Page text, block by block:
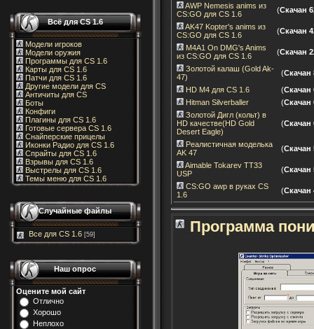
Всё для CS 1.6
Модели игроков
Модели оружия
Программы для CS 1.6
Карты для CS 1.6
Патчи для CS 1.6
Другие модели для CS
Античиты для CS
Боты
Конфиги
Плагины для CS 1.6
Готовые сервера CS 1.6
Снайперские прицелы
Иконки Радио для CS 1.6
Спрайты для CS 1.6
Взрывы для CS 1.6
Выстрелы для CS 1.6
Темы меню для CS 1.6
Случайные файлы
Все для CS 1.6 [59]
Наш опрос
Оцените мой сайт
Отлично
Хорошо
Неплохо
AWP Nemesis anims из
CS:GO для CS 1.6
(Скачан
AK47 Kopter's anims из
CS:GO для CS 1.6
(Скачан
M4A1 On DMG's Anims
из CS:GO для CS 1.6
(Скачан
Золотой калаш (Gold Ak-
47)
(Скачан
HD M4 для CS 1.6
(Скачан
Hitman Silverballer
(Скачан
Золотой Дигл (кольт) в
HD качестве(HD Gold
Desert Eagle)
(Скачан
Реалистичная моделька
AK 47
(Скачан
Aimable Tokarev TT33
USP
(Скачан
CS:GO awp в руках CS
1.6
(Скачан
Программа